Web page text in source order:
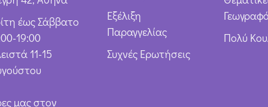
έως Σάββατο
19:00
11-15
μας στον
Εξέλιξη
Παραγγελίας
Συχνές Ερωτήσεις
Πολύ